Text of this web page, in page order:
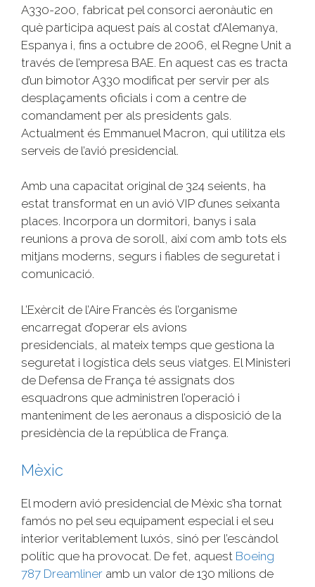
A330-200, fabricat pel consorci aeronàutic en
què participa aquest país al costat d’Alemanya,
Espanya i, fins a octubre de 2006, el Regne Unit a
través de l’empresa BAE. En aquest cas es tracta
d’un bimotor A330 modificat per servir per als
desplaçaments oficials i com a centre de
comandament per als presidents gals.
Actualment és Emmanuel Macron, qui utilitza els
serveis de l’avió presidencial.
Amb una capacitat original de 324 seients, ha
estat transformat en un avió VIP d’unes seixanta
places. Incorpora un dormitori, banys i sala
reunions a prova de soroll, així com amb tots els
mitjans moderns, segurs i fiables de seguretat i
comunicació.
L’Exèrcit de l’Aire Francès és l’organisme
encarregat d’operar els avions
presidencials, al mateix temps que gestiona la
seguretat i logística dels seus viatges. El Ministeri
de Defensa de França té assignats dos
esquadrons que administren l’operació i
manteniment de les aeronaus a disposició de la
presidència de la república de França.
Mèxic
El modern avió presidencial de Mèxic s’ha tornat
famós no pel seu equipament especial i el seu
interior veritablement luxós, sinó per l’escàndol
polític que ha provocat. De fet, aquest Boeing
787 Dreamliner amb un valor de 130 milions de